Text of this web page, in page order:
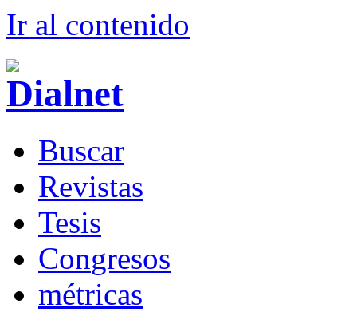
Ir al contenido
Buscar
Revistas
Tesis
Congresos
métricas